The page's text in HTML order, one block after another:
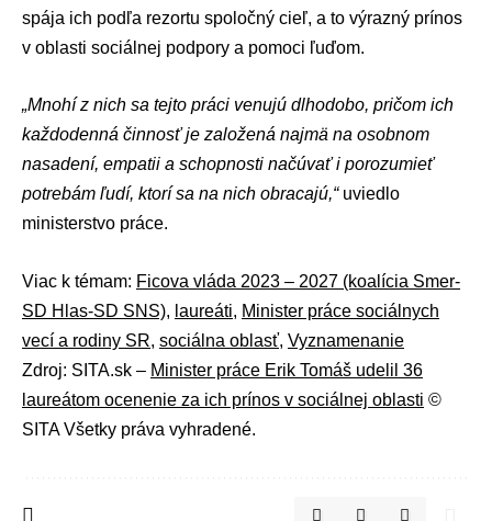
spája ich podľa rezortu spoločný cieľ, a to výrazný prínos
v oblasti sociálnej podpory a pomoci ľuďom.
„Mnohí z nich sa tejto práci venujú dlhodobo, pričom ich
každodenná činnosť je založená najmä na osobnom
nasadení, empatii a schopnosti načúvať i porozumieť
potrebám ľudí, ktorí sa na nich obracajú,“uviedlo
ministerstvo práce.
Viac k témam: Ficova vláda 2023 – 2027 (koalícia Smer-
SD Hlas-SD SNS), laureáti, Minister práce sociálnych
vecí a rodiny SR, sociálna oblasť, Vyznamenanie
Zdroj: SITA.sk – Minister práce Erik Tomáš udelil 36
laureátom ocenenie za ich prínos v sociálnej oblasti ©
SITA Všetky práva vyhradené.